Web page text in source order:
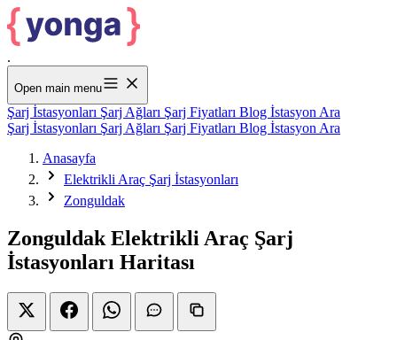
.
Open main menu
Şarj İstasyonları Şarj Ağları Şarj Fiyatları Blog İstasyon Ara
Şarj İstasyonları Şarj Ağları Şarj Fiyatları Blog İstasyon Ara
Anasayfa
Elektrikli Araç Şarj İstasyonları
Zonguldak
Zonguldak Elektrikli Araç Şarj
İstasyonları Haritası